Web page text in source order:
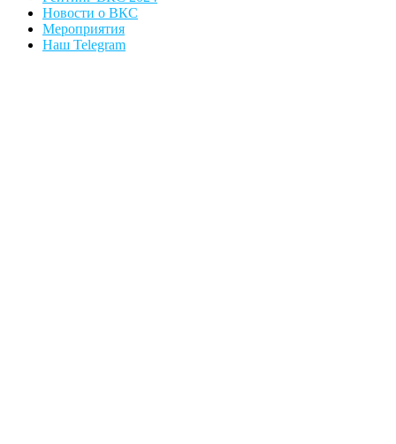
Новости о ВКС
Мероприятия
Наш Telegram